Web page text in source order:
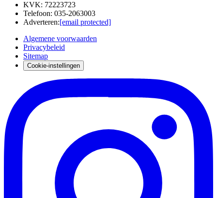
KVK: 72223723
Telefoon: 035-2063003
Adverteren:[email protected]
Algemene voorwaarden
Privacybeleid
Sitemap
Cookie-instellingen